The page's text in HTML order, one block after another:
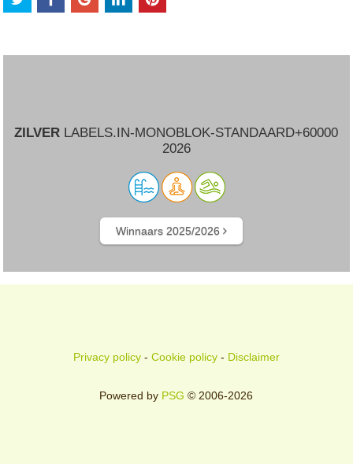
ZILVER LABELS.IN-MONOBLOK-STANDAARD+60000
2026
Winnaars 2025/2026
Privacy policy- Cookie policy- Disclaimer
Powered by PSG © 2006-2026